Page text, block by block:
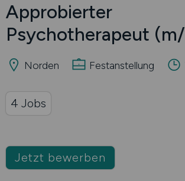
Approbierter
Psychotherapeut
Norden Festanstellung
Jetzt bewerben
4 Jobs